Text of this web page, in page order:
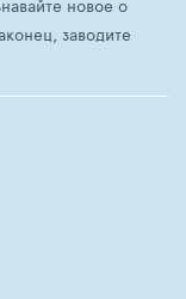
новое о
заводите